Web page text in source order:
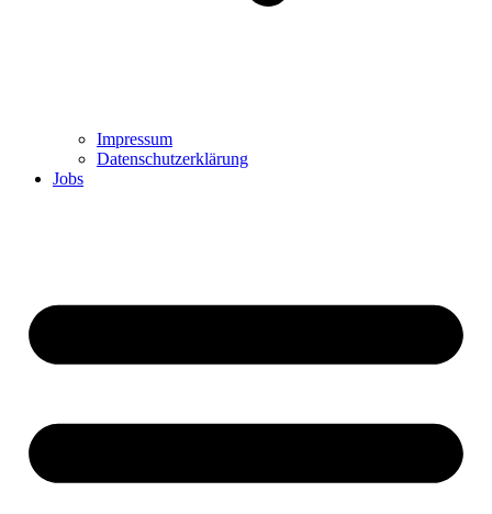
Impressum
Datenschutzerklärung
Jobs